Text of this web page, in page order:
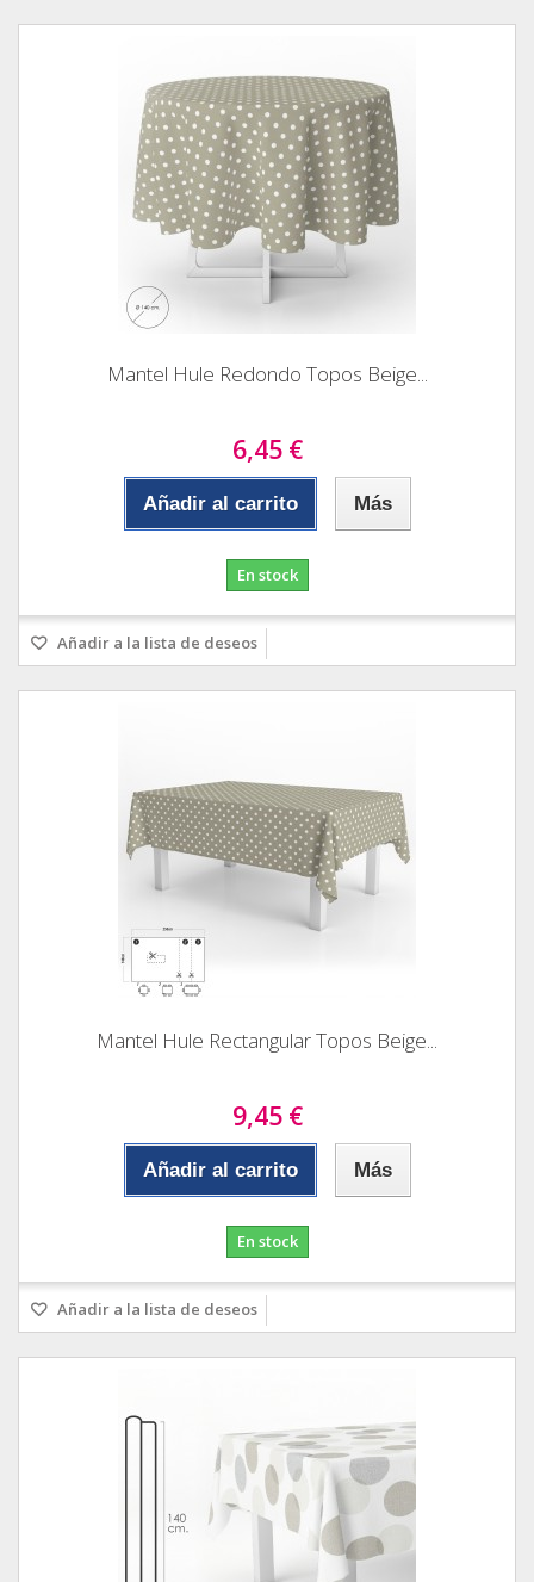
Mantel Hule Redondo Topos Beige...
6,45 €
Añadir al carrito Más
En stock
Añadir a la lista de deseos
Mantel Hule Rectangular Topos Beige...
9,45 €
Añadir al carrito Más
En stock
Añadir a la lista de deseos